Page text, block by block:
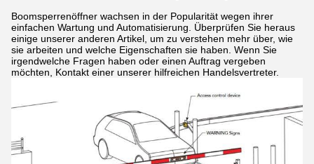
Boomsperrenöffner wachsen in der Popularität wegen ihrer
einfachen Wartung und Automatisierung. Überprüfen Sie heraus
einige unserer anderen Artikel, um zu verstehen mehr über, wie
sie arbeiten und welche Eigenschaften sie haben. Wenn Sie
irgendwelche Fragen haben oder einen Auftrag vergeben
möchten, Kontakt einer unserer hilfreichen Handelsvertreter.